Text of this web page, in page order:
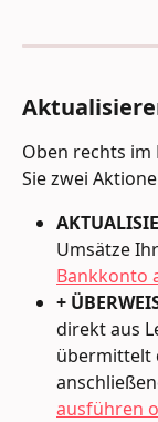
Oben rechts im
Sie zwei
Umsätze
Bankkonto
+
direkt aus
übermittelt
ausführen